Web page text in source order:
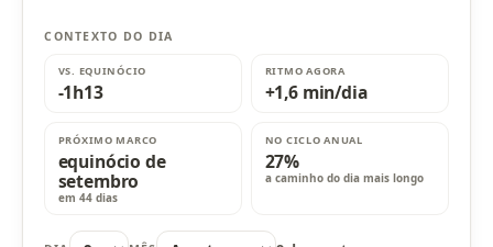
CONTEXTO DO DIA
VS. EQUINÓCIO
-1h13
RITMO AGORA
+1,6 min/dia
PRÓXIMO MARCO
equinócio de
setembro
em 44 dias
NO CICLO ANUAL
27%
a caminho do dia mais longo